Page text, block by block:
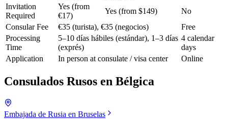
Invitation
Required
Yes (from
€17)
Yes (from $149)
No
Consular Fee
€35 (turista), €35 (negocios)
Free
Processing
Time
5–10 días hábiles (estándar), 1–3 días
(exprés)
4 calendar
days
Application
In person at consulate / visa center Online
Consulados Rusos en Bélgica
Embajada de Rusia en Bruselas